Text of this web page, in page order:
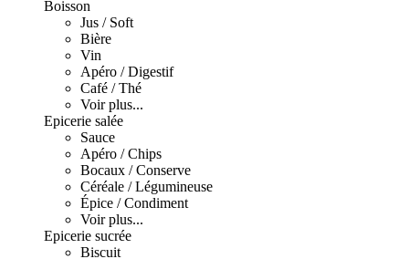
Boisson
Jus / Soft
Bière
Vin
Apéro / Digestif
Café / Thé
Voir plus...
Epicerie salée
Sauce
Apéro / Chips
Bocaux / Conserve
Céréale / Légumineuse
Épice / Condiment
Voir plus...
Epicerie sucrée
Biscuit